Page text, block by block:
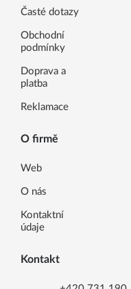
Časté dotazy
Obchodní
podmínky
Doprava a
platba
Reklamace
O firmě
Web
O nás
Kontaktní
údaje
Kontakt